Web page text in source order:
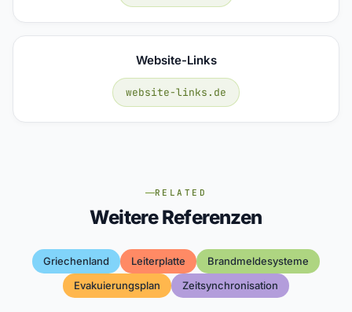
Website-Links
website-links.de
RELATED
Weitere Referenzen
Griechenland Leiterplatte
Brandmeldesysteme
Evakuierungsplan
Zeitsynchronisation